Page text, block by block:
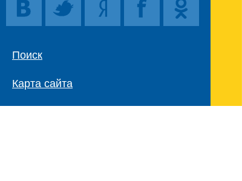
Поиск
Карта сайта